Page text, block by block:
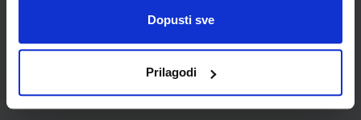
Dopusti sve
Prilagodi